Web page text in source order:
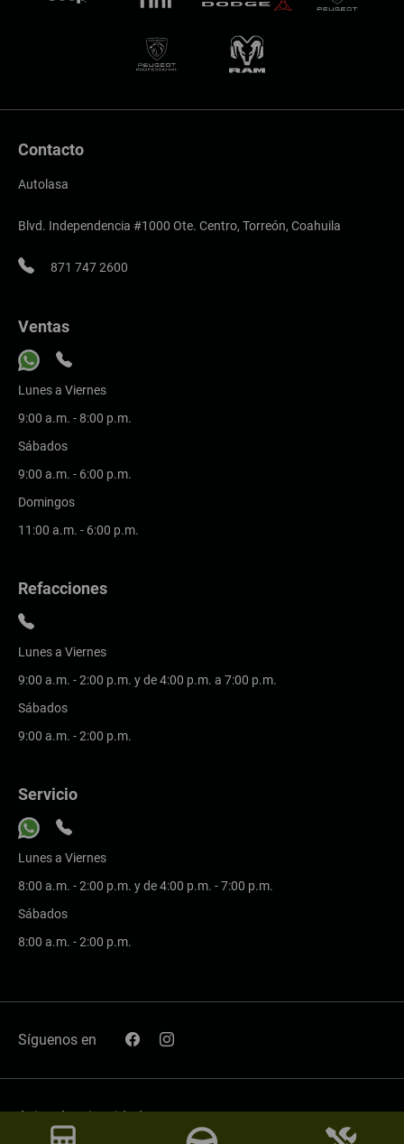
Contacto
Autolasa
Blvd. Independencia #1000 Ote. Centro, Torreón, Coahuila
871 747 2600
Ventas
Lunes a Viernes
9:00 a.m. - 8:00 p.m.
Sábados
9:00 a.m. - 6:00 p.m.
Domingos
11:00 a.m. - 6:00 p.m.
Refacciones
Lunes a Viernes
9:00 a.m. - 2:00 p.m. y de 4:00 p.m. a 7:00 p.m.
Sábados
9:00 a.m. - 2:00 p.m.
Servicio
Lunes a Viernes
8:00 a.m. - 2:00 p.m. y de 4:00 p.m. - 7:00 p.m.
Sábados
8:00 a.m. - 2:00 p.m.
Síguenos en
Aviso de privacidad